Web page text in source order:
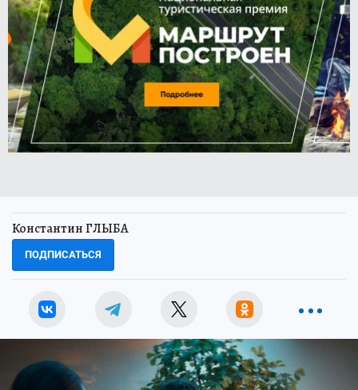
Константин ГЛЫБА
ПОДПИСАТЬСЯ